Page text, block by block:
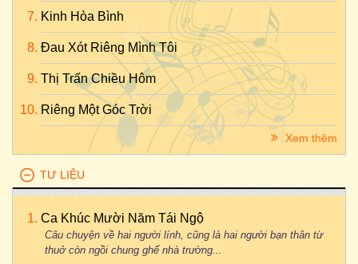
Kinh Hòa Bình
Đau Xót Riêng Mình Tôi
Thị Trấn Chiều Hôm
Riêng Một Góc Trời
Xem thêm
TƯ LIỆU
Ca Khúc Mười Năm Tái Ngộ
Câu chuyện về hai người lính, cũng là hai người bạn thân từ
thuở còn ngồi chung ghế nhà trường...